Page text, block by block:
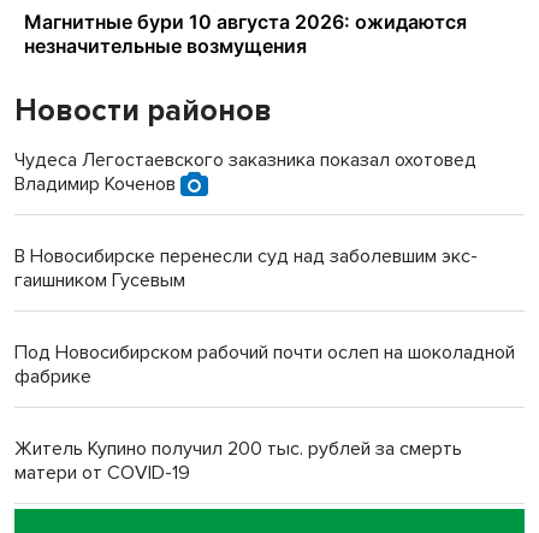
Новости районов
Чудеса Легостаевского заказника показал охотовед
Владимир Коченов
В Новосибирске перенесли суд над заболевшим экс-
гаишником Гусевым
Под Новосибирском рабочий почти ослеп на шоколадной
фабрике
Житель Купино получил 200 тыс. рублей за смерть
матери от COVID-19